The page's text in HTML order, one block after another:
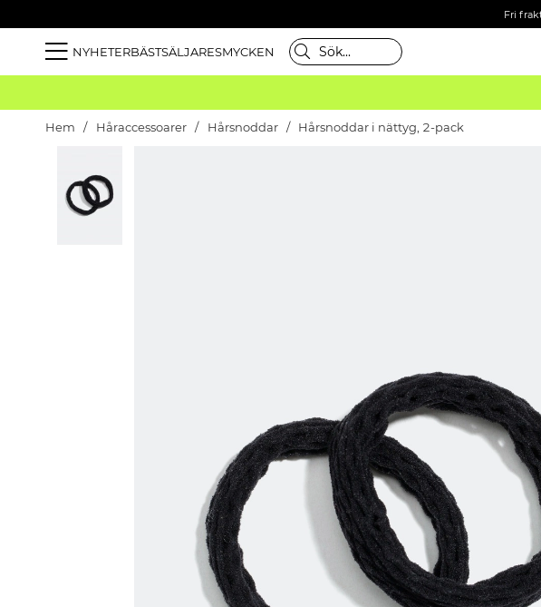
Fri
NYHETERBÄSTSÄLJARESMYCKEN
Hem Håraccessoarer Hårsnoddar Hårsnoddar i nättyg, 2-pack